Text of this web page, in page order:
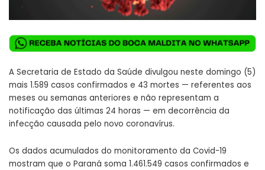
A Secretaria de Estado da Saúde divulgou neste domingo (5)
mais 1.589 casos confirmados e 43 mortes — referentes aos
meses ou semanas anteriores e não representam a
notificação das últimas 24 horas — em decorrência da
infecção causada pelo novo coronavírus.
Os dados acumulados do monitoramento da Covid-19
mostram que o Paraná soma 1.461.549 casos confirmados e